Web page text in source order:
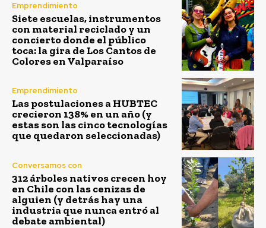
Emprendimiento
Siete escuelas, instrumentos
con material reciclado y un
concierto donde el público
toca: la gira de Los Cantos de
Colores en Valparaíso
Emprendimiento
Las postulaciones a HUBTEC
crecieron 138% en un año (y
estas son las cinco tecnologías
que quedaron seleccionadas)
Conversamos con
312 árboles nativos crecen hoy
en Chile con las cenizas de
alguien (y detrás hay una
industria que nunca entró al
debate ambiental)